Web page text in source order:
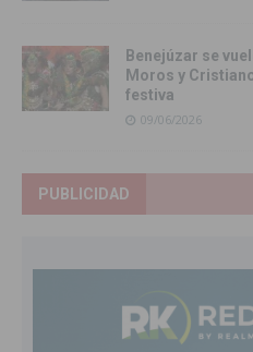
Benejúzar se
Moros y
festiva
09/06/2026
PUBLICIDAD